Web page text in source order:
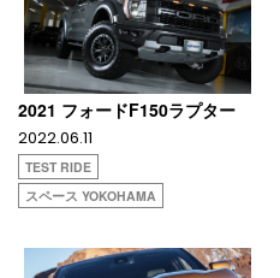
2021 フォードF150ラプター
2022.06.11
TEST RIDE
スペース YOKOHAMA